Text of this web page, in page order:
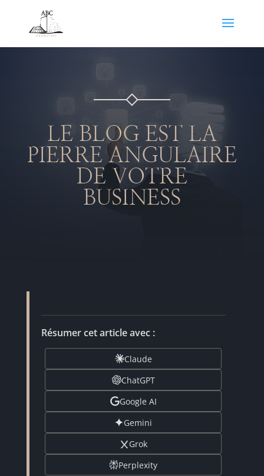
LE BLOG EST LA
PIERRE ANGULAIRE
DE VOTRE
BUSINESS
Résumer cet article avec :
Claude
ChatGPT
Google AI
Gemini
Grok
Perplexity